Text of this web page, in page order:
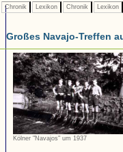
Chronik Lexikon Chronik Lexikon
Großes Navajo-Treffen
Kölner "Navajos" um 1937